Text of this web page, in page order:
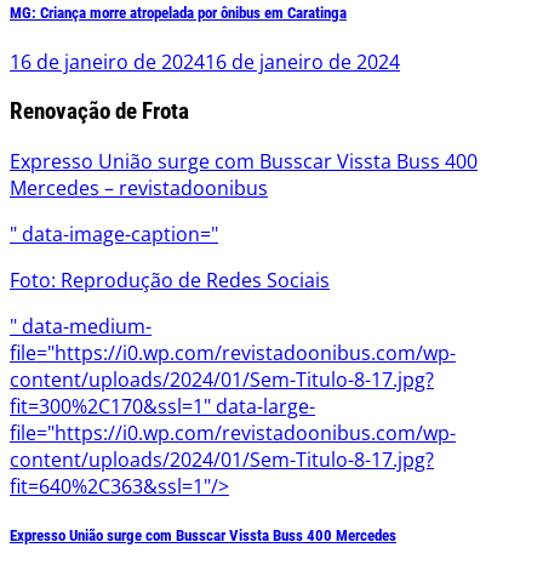
MG: Criança morre atropelada por ônibus em Caratinga
16 de janeiro de 202416 de janeiro de 2024
Renovação de Frota
Expresso União surge com Busscar Vissta Buss 400
Mercedes – revistadoonibus
" data-image-caption="
Foto: Reprodução de Redes Sociais
" data-medium-
file="https://i0.wp.com/revistadoonibus.com/wp-
content/uploads/2024/01/Sem-Titulo-8-17.jpg?
fit=300%2C170&ssl=1" data-large-
file="https://i0.wp.com/revistadoonibus.com/wp-
content/uploads/2024/01/Sem-Titulo-8-17.jpg?
fit=640%2C363&ssl=1"/>
Expresso União surge com Busscar Vissta Buss 400 Mercedes